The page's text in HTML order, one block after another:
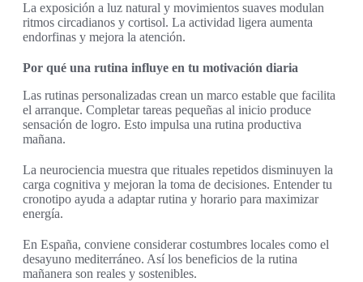
La exposición a luz natural y movimientos suaves modulan
ritmos circadianos y cortisol. La actividad ligera aumenta
endorfinas y mejora la atención.
Por qué una rutina influye en tu motivación diaria
Las rutinas personalizadas crean un marco estable que facilita
el arranque. Completar tareas pequeñas al inicio produce
sensación de logro. Esto impulsa una rutina productiva
mañana.
La neurociencia muestra que rituales repetidos disminuyen la
carga cognitiva y mejoran la toma de decisiones. Entender tu
cronotipo ayuda a adaptar rutina y horario para maximizar
energía.
En España, conviene considerar costumbres locales como el
desayuno mediterráneo. Así los beneficios de la rutina
mañanera son reales y sostenibles.